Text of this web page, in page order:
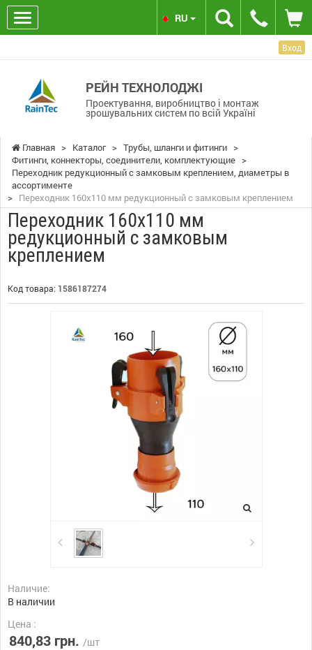
Вход
РЕЙН ТЕХНОЛОДЖІ
Проектування, виробництво і монтаж
зрошувальних систем по всій Україні
RU
Главная > Каталог > Трубы, шланги и фитинги >
Фитинги, коннекторы, соединители, комплектующие >
Переходник редукционный с замковым креплением, диаметры в
ассортименте
> Переходник 160х110 мм редукционный с замковым креплением
Переходник 160х110 мм
редукционный с замковым
креплением
Код товара: 1586187274
Наличие:
В наличии
Цена :
840,83 грн. /шт